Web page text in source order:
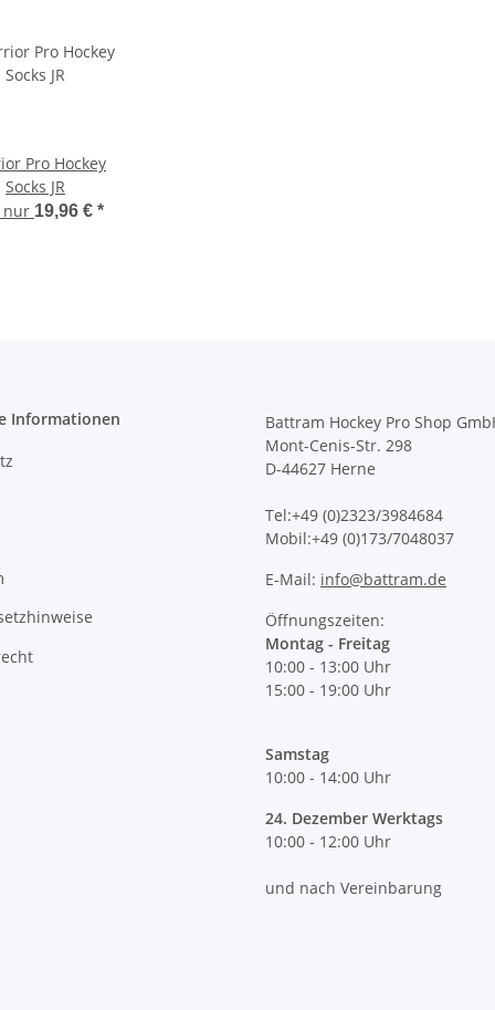
Pro Hockey
Socks JR
nur 19,96 € *
Informationen
Battram Hockey Pro Shop
Mont-Cenis-Str. 298
D-44627 Herne
Tel:+49 (0)2323/3984684
Mobil:+49 (0)173/7048037
E-Mail: info@battram.de
Öffnungszeiten:
Montag - Freitag
10:00 - 13:00 Uhr
15:00 - 19:00 Uhr
Samstag
10:00 - 14:00 Uhr
24. Dezember Werktags
10:00 - 12:00 Uhr
und nach Vereinbarung